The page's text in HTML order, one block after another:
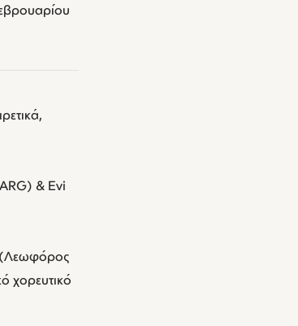
& Evi
(Λεωφόρος
χορευτικό